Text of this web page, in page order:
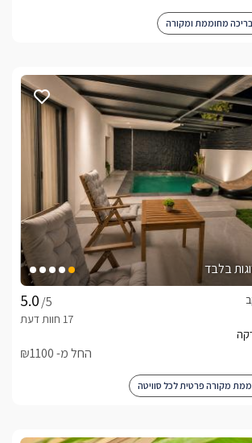
מחוממת ומקורה
בלבד
/5
החל מ- ₪1100
מקורה פרטית לכל סוויטה